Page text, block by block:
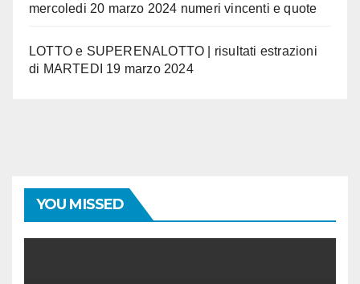
mercoledi 20 marzo 2024 numeri vincenti e quote
LOTTO e SUPERENALOTTO | risultati estrazioni
di MARTEDI 19 marzo 2024
YOU MISSED